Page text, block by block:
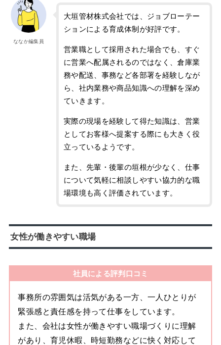
ななか編集員
大垣管材株式会社では、ジョブローテー
ションによる育成体制が好評です。
営業職として採用された場合でも、すぐ
に営業へ配属されるのではなく、倉庫業
務や配送、事務など各部署を経験しなが
ら、社内業務や商品知識への理解を深め
ていきます。
実際の現場を経験して得た知識は、営業
としてお客様へ提案する際にも大きく役
立っているようです。
また、先輩・後輩の垣根が少なく、仕事
について気軽に相談しやすい協力的な職
場環境も高く評価されています。
女性が働きやすい職場
社員による評判口コミ
事務所の雰囲気は活気がある一方、一人ひとりが
緊張感と責任感を持って仕事をしています。
また、会社は女性が働きやすい職場づくりに理解
があり、育児休暇、時短勤務などに快く対応して